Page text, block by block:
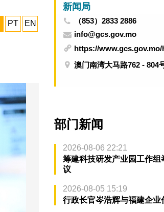
PT EN
新闻局
（853）2833 2886
info@gcs.gov.mo
https://
澳门南湾大马路762 - 804
部门新闻
2026-08-06 22:21
筹建科技研发产业园工作
议
2026-08-05 15:19
行政长官岑浩辉与福建企业